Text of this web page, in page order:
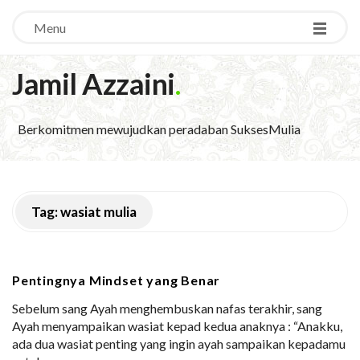
Menu
Jamil Azzaini.
Berkomitmen mewujudkan peradaban SuksesMulia
Tag:wasiat mulia
Pentingnya Mindset yang Benar
Sebelum sang Ayah menghembuskan nafas terakhir, sang
Ayah menyampaikan wasiat kepad kedua anaknya : “Anakku,
ada dua wasiat penting yang ingin ayah sampaikan kepadamu